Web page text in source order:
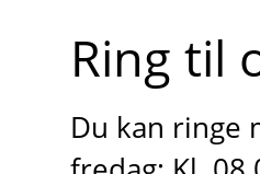
Ring til
Du kan ringe